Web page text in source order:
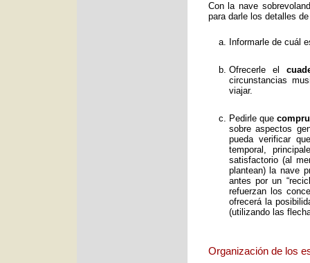
Con la nave
para darle los detalles
Informarle de cuál
Ofrecerle el
circunstancias
viajar.
Pedirle que
sobre aspectos
pueda verificar
temporal,
satisfactorio (al
plantean) la nave
antes por un
refuerzan los
ofrecerá la
(utilizando las
Organización de los